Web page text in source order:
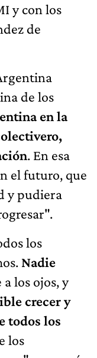
y con los
de
de los
en la
. En esa
el futuro, que
y pudiera
los
Nadie
los ojos, y
crecer y
todos los
los